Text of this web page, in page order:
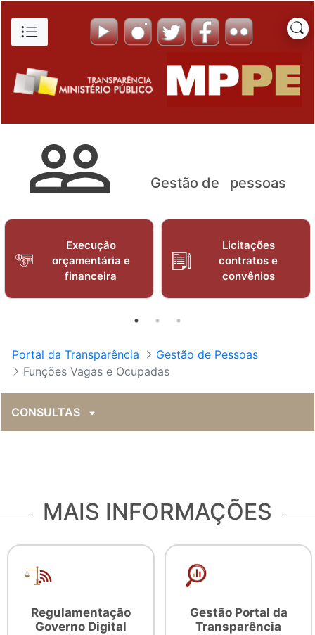
Funções Vagas e Ocupadas
Gestão de pessoas
Execução
orçamentária e
financeira
Licitações
contratos e
convênios
Portal da Transparência
Gestão de Pessoas
Funções Vagas e Ocupadas
CONSULTAS
MAIS INFORMAÇÕES
Regulamentação
Governo Digital
Gestão Portal da
Transparência